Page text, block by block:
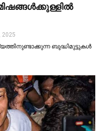
2025
ബുദ്ധിമുട്ടുകള്‍